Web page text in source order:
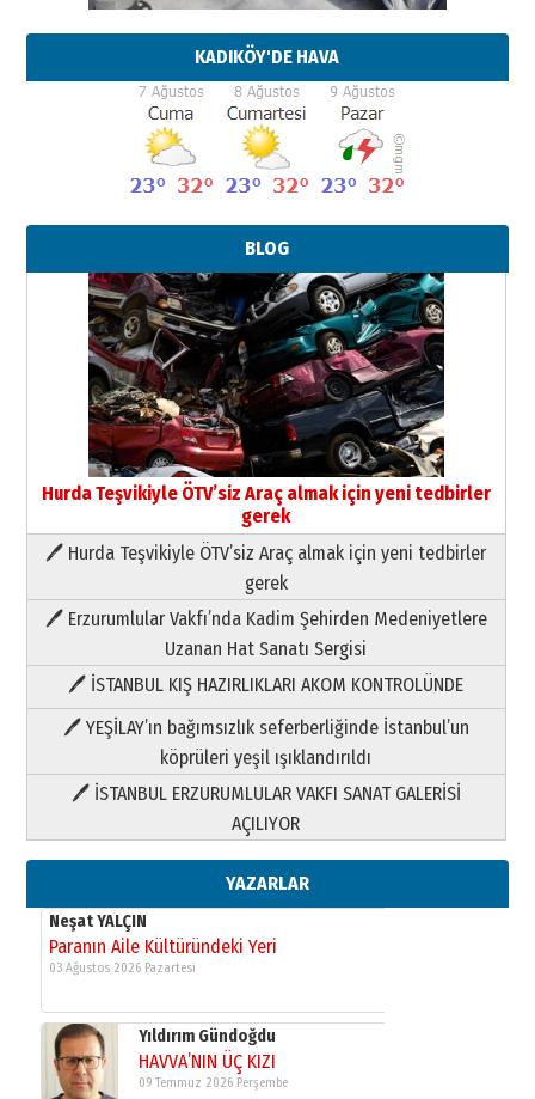
KADIKÖY'DE HAVA
BLOG
Hurda Teşvikiyle ÖTV’siz Araç almak için yeni tedbirler
gerek
🖊 Hurda Teşvikiyle ÖTV’siz Araç almak için yeni tedbirler
gerek
🖊 Erzurumlular Vakfı’nda Kadim Şehirden Medeniyetlere
Uzanan Hat Sanatı Sergisi
🖊 İSTANBUL KIŞ HAZIRLIKLARI AKOM KONTROLÜNDE
🖊 YEŞİLAY’ın bağımsızlık seferberliğinde İstanbul’un
köprüleri yeşil ışıklandırıldı
🖊 İSTANBUL ERZURUMLULAR VAKFI SANAT GALERİSİ
AÇILIYOR
YAZARLAR
Paranın Aile Kültüründeki Yeri
03 Ağustos 2026 Pazartesi
Yıldırım Gündoğdu
HAVVA’NIN ÜÇ KIZI
09 Temmuz 2026 Perşembe
Yusuf POLAT
Şampiyonluk Sebahattin Şirin’e
11 Mayıs 2026 Pazartesi
Neşat YALÇIN
Paranın Aile Kültüründeki Yeri
03 Ağustos 2026 Pazartesi
Yıldırım Gündoğdu
HAVVA’NIN ÜÇ KIZI
09 Temmuz 2026 Perşembe